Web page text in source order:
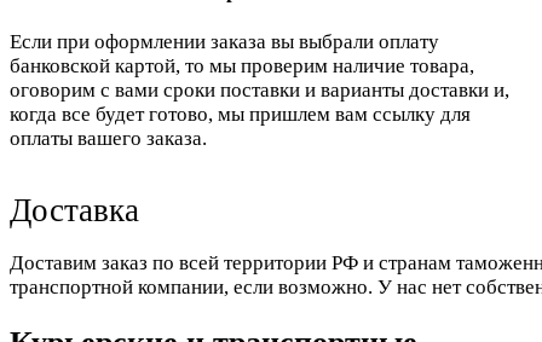
Если при оформлении заказа вы выбрали оплату
банковской картой, то мы проверим наличие товара,
оговорим с вами сроки поставки и варианты доставки и,
когда все будет готово, мы пришлем вам ссылку для
оплаты вашего заказа.
Доставка
Доставим заказ по всей территории РФ и странам
транспортной компании, если возможно. У нас нет